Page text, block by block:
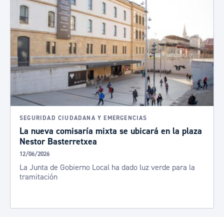
SEGURIDAD CIUDADANA Y EMERGENCIAS
La nueva comisaría mixta se ubicará en la plaza
Nestor Basterretxea
12/06/2026
La Junta de Gobierno Local ha dado luz verde para la
tramitación